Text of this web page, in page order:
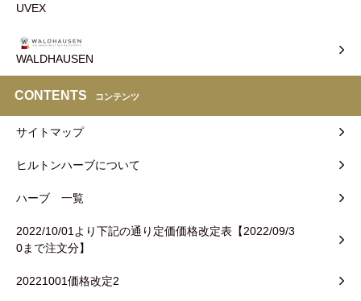
UVEX
WALDHAUSEN
CONTENTS コンテンツ
サイトマップ
ヒルトンハーブについて
ハーブ 一覧
2022/10/01より下記の通り定価価格改定表【2022/09/3
0まで注文分】
20221001価格改定2